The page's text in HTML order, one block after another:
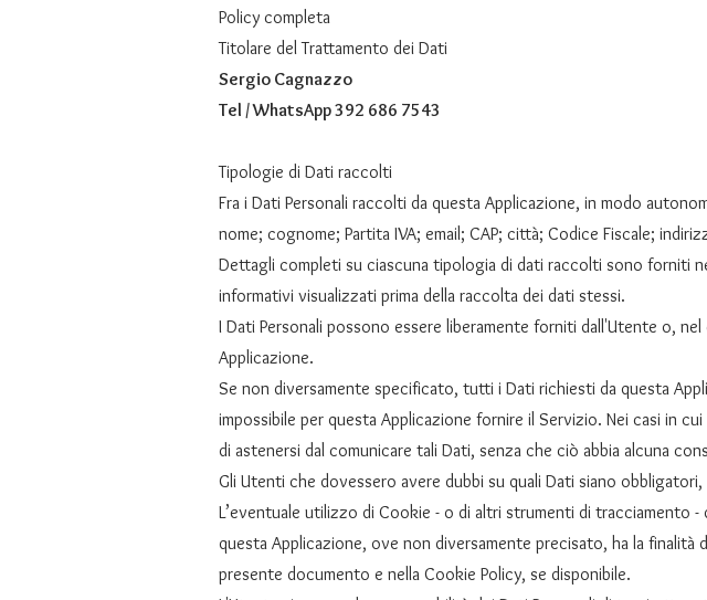
Policy completa
Titolare del Trattamento dei Dati
Sergio Cagnazzo
Tel / WhatsApp 392 686 7543
Tipologie di Dati raccolti
Fra i Dati Personali raccolti da questa Applicazione, in modo
nome; cognome; Partita IVA; email; CAP; città; Codice Fiscale;
Dettagli completi su ciascuna tipologia di dati raccolti sono forniti
informativi visualizzati prima della raccolta dei dati stessi.
I Dati Personali possono essere liberamente forniti dall'Utente o,
Applicazione.
Se non diversamente specificato, tutti i Dati richiesti da questa
impossibile per questa Applicazione fornire il Servizio. Nei casi in
di astenersi dal comunicare tali Dati, senza che ciò abbia alcuna
Gli Utenti che dovessero avere dubbi su quali Dati siano
L’eventuale utilizzo di Cookie - o di altri strumenti di tracciamento
questa Applicazione, ove non diversamente precisato, ha la
presente documento e nella Cookie Policy, se disponibile.